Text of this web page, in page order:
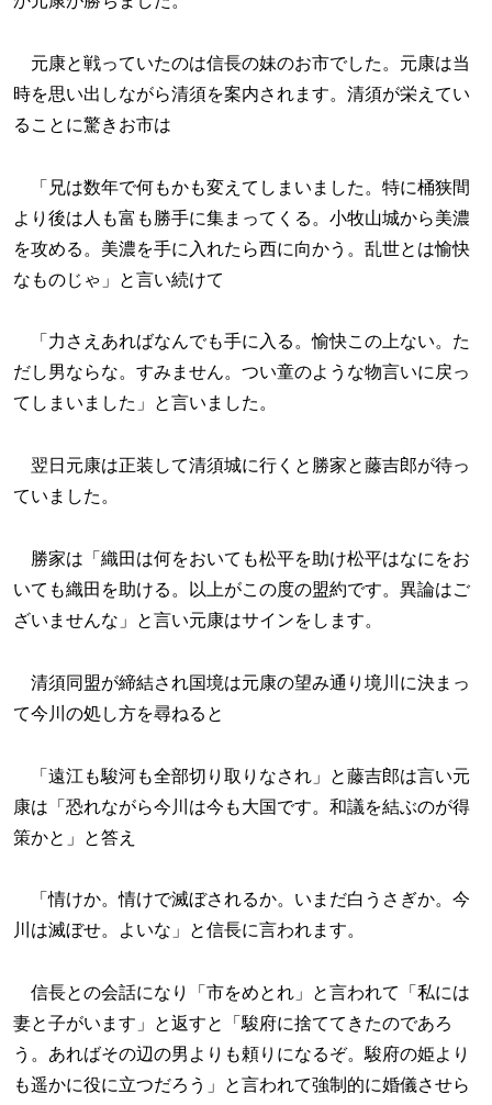
元康と戦っていたのは信長の妹のお市でした。元康は当
時を思い出しながら清須を案内されます。清須が栄えてい
ることに驚きお市は
「兄は数年で何もかも変えてしまいました。特に桶狭間
より後は人も富も勝手に集まってくる。小牧山城から美濃
を攻める。美濃を手に入れたら西に向かう。乱世とは愉快
なものじゃ」と言い続けて
「力さえあればなんでも手に入る。愉快この上ない。た
だし男ならな。すみません。つい童のような物言いに戻っ
てしまいました」と言いました。
翌日元康は正装して清須城に行くと勝家と藤吉郎が待っ
ていました。
勝家は「織田は何をおいても松平を助け松平はなにをお
いても織田を助ける。以上がこの度の盟約です。異論はご
ざいませんな」と言い元康はサインをします。
清須同盟が締結され国境は元康の望み通り境川に決まっ
て今川の処し方を尋ねると
「遠江も駿河も全部切り取りなされ」と藤吉郎は言い元
康は「恐れながら今川は今も大国です。和議を結ぶのが得
策かと」と答え
「情けか。情けで滅ぼされるか。いまだ白うさぎか。今
川は滅ぼせ。よいな」と信長に言われます。
信長との会話になり「市をめとれ」と言われて「私には
妻と子がいます」と返すと「駿府に捨ててきたのであろ
う。あればその辺の男よりも頼りになるぞ。駿府の姫より
も遥かに役に立つだろう」と言われて強制的に婚儀させら